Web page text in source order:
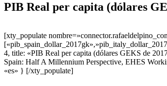
PIB Real per capita (dólares
[xty_populate
4, title: «PIB Real per capita (dólares GEKS de
Spain: Half A Millennium Perspective, EHES
«es» } [/xty_populate]